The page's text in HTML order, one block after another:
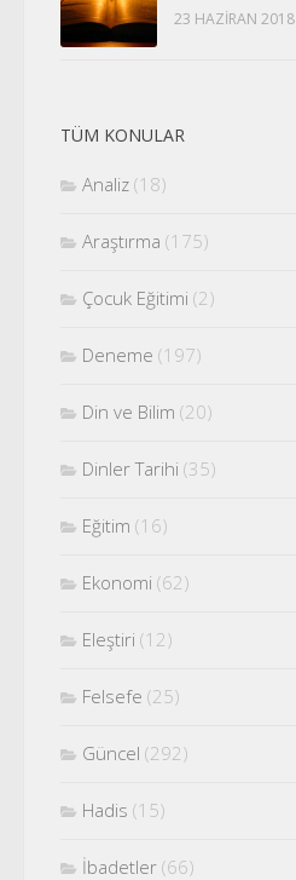
23 HAZIRAN 2018
TÜM KONULAR
Analiz (18)
Araştırma (175)
Çocuk Eğitimi (2)
Deneme (197)
Din ve Bilim (20)
Dinler Tarihi (35)
Eğitim (16)
Ekonomi (62)
Eleştiri (12)
Felsefe (25)
Güncel (292)
Hadis (15)
İbadetler (66)